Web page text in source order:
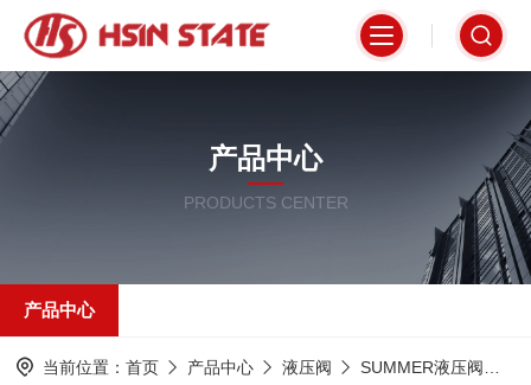
产品中心
PRODUCTS CENTER
产品中心
当前位置： 首页 产品中心 液压阀 SUMMER液压阀